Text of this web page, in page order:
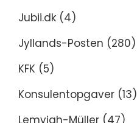
Jubii.dk (4)
Jyllands-Posten (280)
KFK (5)
Konsulentopgaver (13)
Lemvigh-Müller (47)